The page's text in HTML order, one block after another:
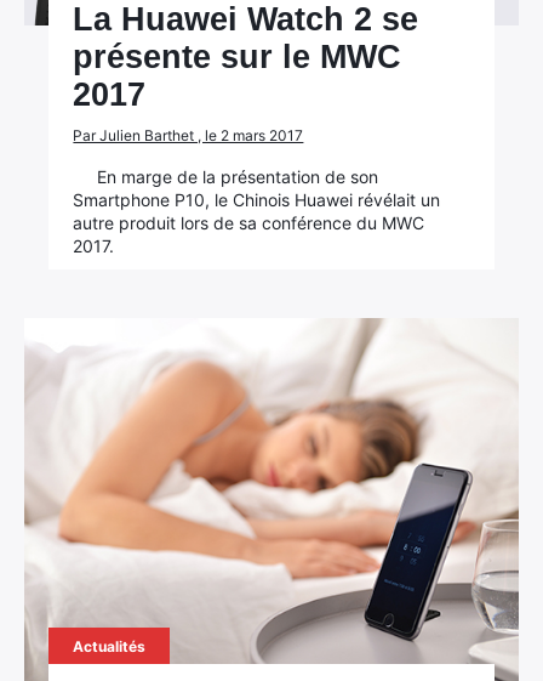
La Huawei Watch 2 se
présente sur le MWC
2017
Par Julien Barthet , le 2 mars 2017
En marge de la présentation de son
Smartphone P10, le Chinois Huawei révélait un
autre produit lors de sa conférence du MWC
2017.
Actualités